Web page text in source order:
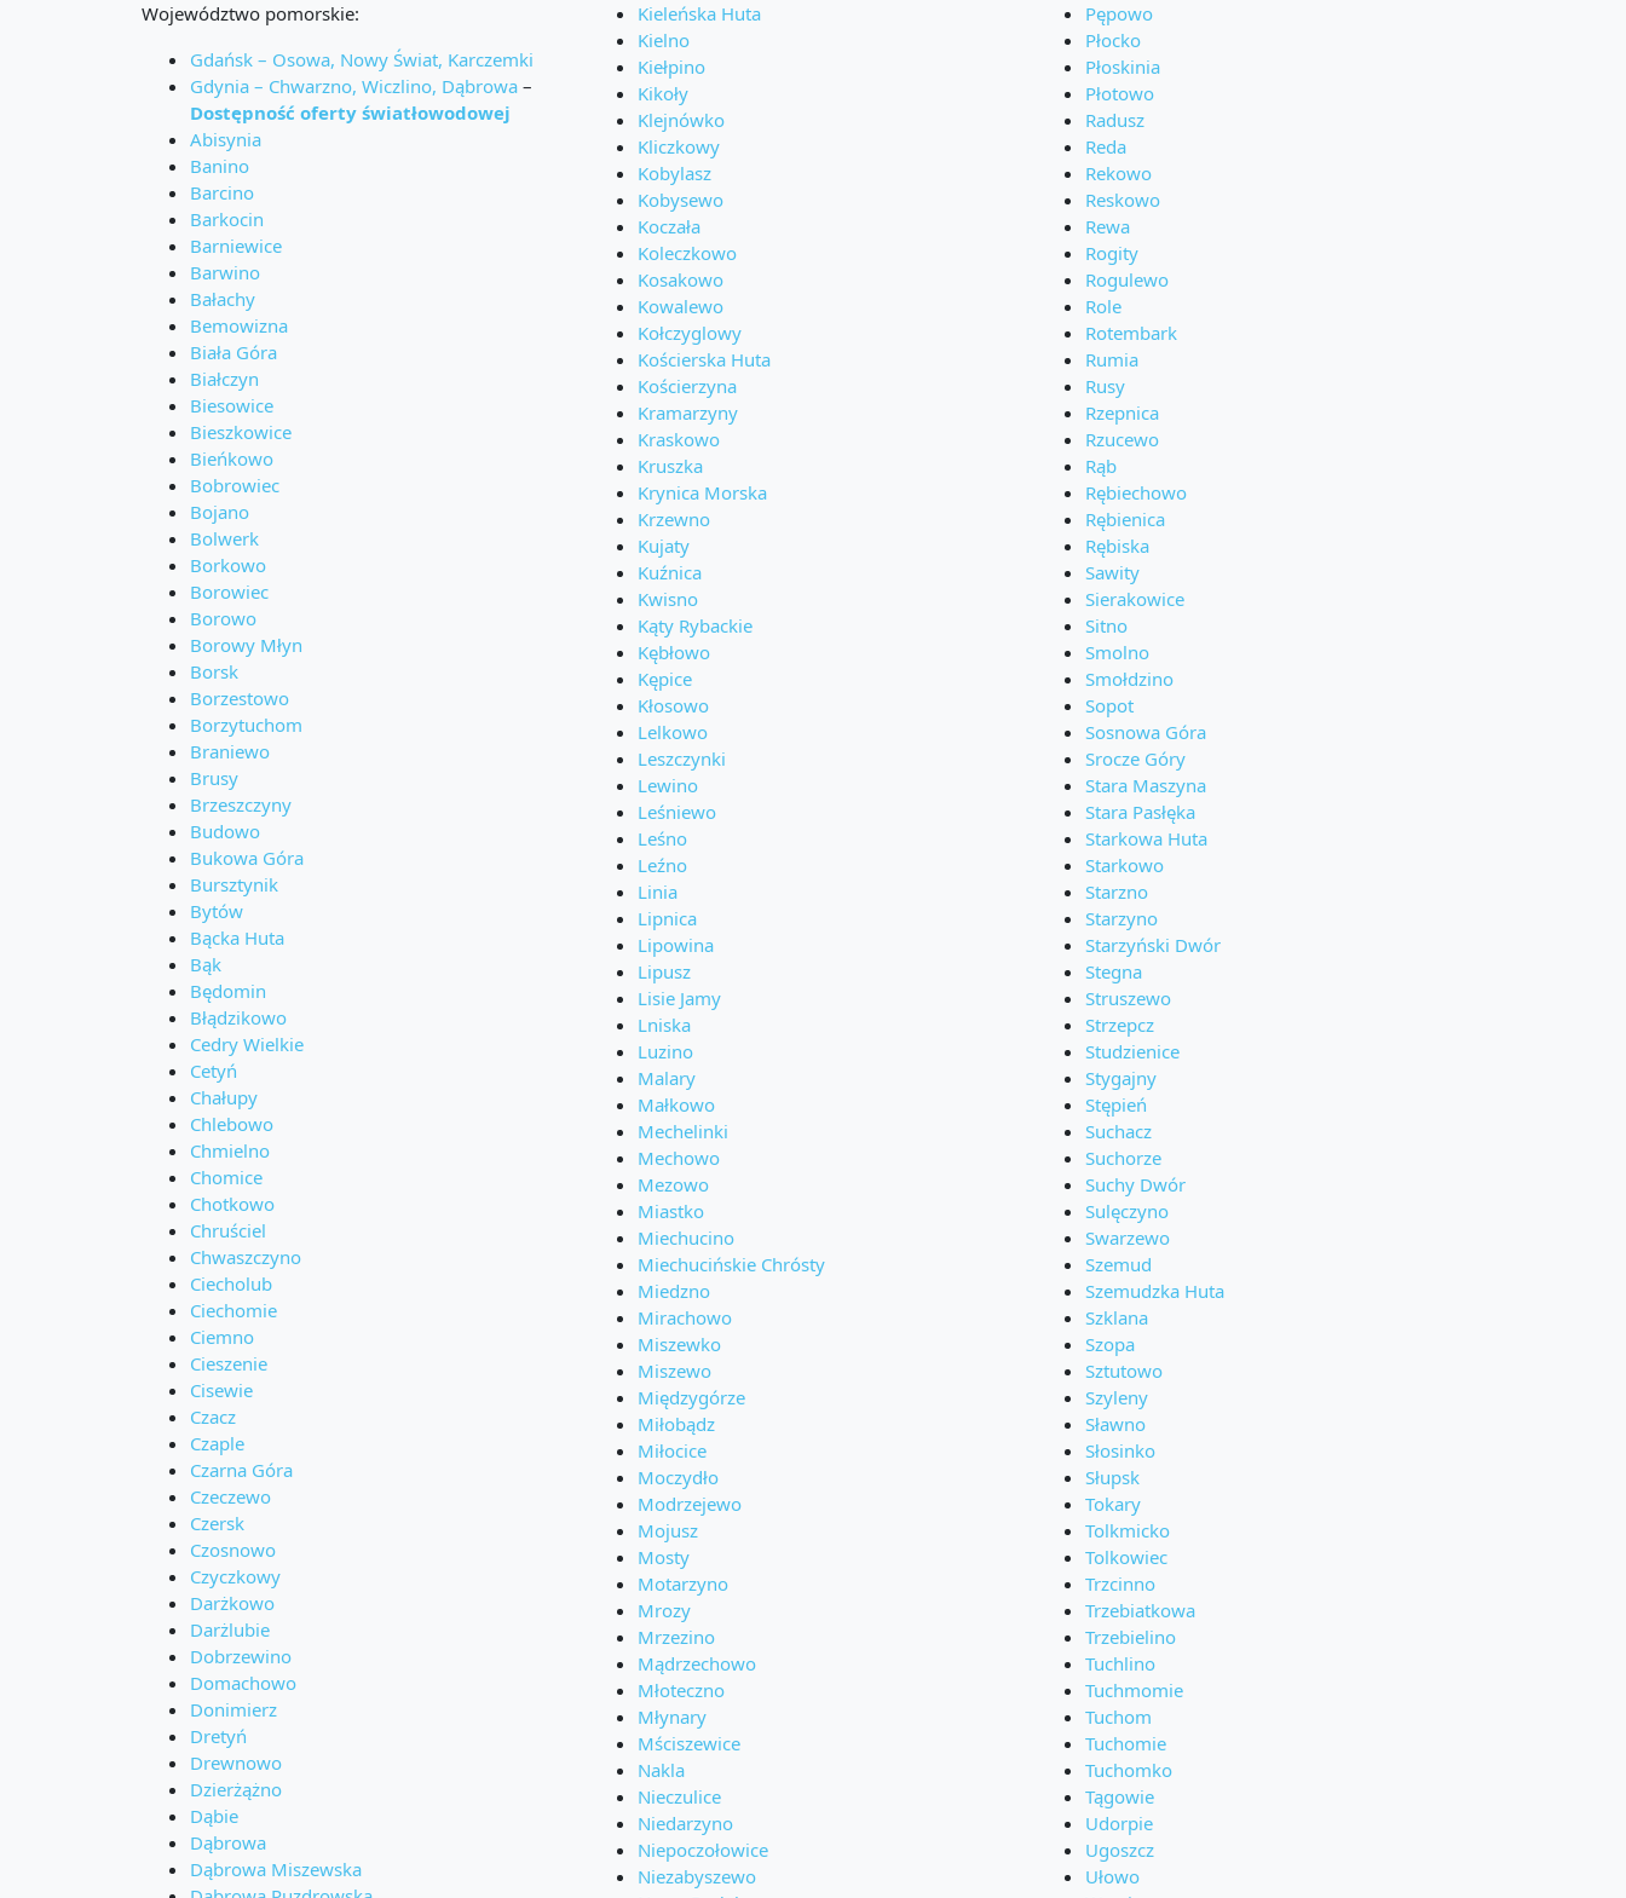
Województwo pomorskie:
Gdańsk – Osowa, Nowy Świat, Karczemki
Gdynia – Chwarzno, Wiczlino, Dąbrowa –
Dostępność oferty światłowodowej
Abisynia
Banino
Barcino
Barkocin
Barniewice
Barwino
Bałachy
Bemowizna
Biała Góra
Białczyn
Biesowice
Bieszkowice
Bieńkowo
Bobrowiec
Bojano
Bolwerk
Borkowo
Borowiec
Borowo
Borowy Młyn
Borsk
Borzestowo
Borzytuchom
Braniewo
Brusy
Brzeszczyny
Budowo
Bukowa Góra
Bursztynik
Bytów
Bącka Huta
Bąk
Będomin
Błądzikowo
Cedry Wielkie
Cetyń
Chałupy
Chlebowo
Chmielno
Chomice
Chotkowo
Chruściel
Chwaszczyno
Ciecholub
Ciechomie
Ciemno
Cieszenie
Cisewie
Czacz
Czaple
Czarna Góra
Czeczewo
Czersk
Czosnowo
Czyczkowy
Darżkowo
Darżlubie
Dobrzewino
Domachowo
Donimierz
Dretyń
Drewnowo
Dzierżążno
Dąbie
Dąbrowa
Dąbrowa Miszewska
Kieleńska Huta
Kielno
Kiełpino
Kikoły
Klejnówko
Kliczkowy
Kobylasz
Kobysewo
Koczała
Koleczkowo
Kosakowo
Kowalewo
Kołczyglowy
Kościerska Huta
Kościerzyna
Kramarzyny
Kraskowo
Kruszka
Krynica Morska
Krzewno
Kujaty
Kuźnica
Kwisno
Kąty Rybackie
Kębłowo
Kępice
Kłosowo
Lelkowo
Leszczynki
Lewino
Leśniewo
Leśno
Leźno
Linia
Lipnica
Lipowina
Lipusz
Lisie Jamy
Lniska
Luzino
Malary
Małkowo
Mechelinki
Mechowo
Mezowo
Miastko
Miechucino
Miechucińskie Chrósty
Miedzno
Mirachowo
Miszewko
Miszewo
Międzygórze
Miłobądz
Miłocice
Moczydło
Modrzejewo
Mojusz
Mosty
Motarzyno
Mrozy
Mrzezino
Mądrzechowo
Młoteczno
Młynary
Mściszewice
Nakla
Nieczulice
Niedarzyno
Niepoczołowice
Niezabyszewo
Pępowo
Płocko
Płoskinia
Płotowo
Radusz
Reda
Rekowo
Reskowo
Rewa
Rogity
Rogulewo
Role
Rotembark
Rumia
Rusy
Rzepnica
Rzucewo
Rąb
Rębiechowo
Rębienica
Rębiska
Sawity
Sierakowice
Sitno
Smolno
Smołdzino
Sopot
Sosnowa Góra
Srocze Góry
Stara Maszyna
Stara Pasłęka
Starkowa Huta
Starkowo
Starzno
Starzyno
Starzyński Dwór
Stegna
Struszewo
Strzepcz
Studzienice
Stygajny
Stępień
Suchacz
Suchorze
Suchy Dwór
Sulęczyno
Swarzewo
Szemud
Szemudzka Huta
Szklana
Szopa
Sztutowo
Szyleny
Sławno
Słosinko
Słupsk
Tokary
Tolkmicko
Tolkowiec
Trzcinno
Trzebiatkowa
Trzebielino
Tuchlino
Tuchmomie
Tuchom
Tuchomie
Tuchomko
Tągowie
Udorpie
Ugoszcz
Ułowo